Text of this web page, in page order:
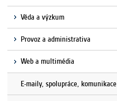
Věda a výzkum
Provoz a administrativa
Web a multimédia
E-maily, spolupráce, komunikace